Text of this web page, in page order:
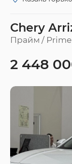
Chery
Прайм / Prime
2 448